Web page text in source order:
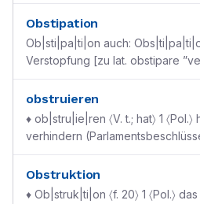
Obstipation
Ob|sti|pa|ti|on auch: Obs|ti|pa|ti|on
Verstopfung [zu lat. obstipare
obstruieren
♦ ob|stru|ie|ren 〈V. t.; hat〉 1 〈Pol.〉
verhindern
Obstruktion
♦ Ob|struk|ti|on 〈f. 20〉 1 〈Pol.〉